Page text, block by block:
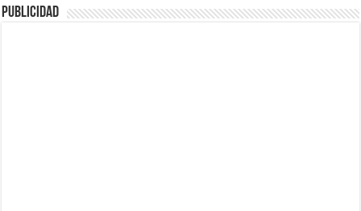
Publicidad